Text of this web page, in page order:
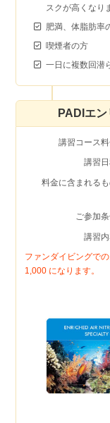
スクが高くなり
肥満、体脂肪率
喫煙者の方
一日に複数回潜
PADIエ
講習コース
講習
料金に含まれる
ご参加
講習
ファンダイビングで
1,000 になります。